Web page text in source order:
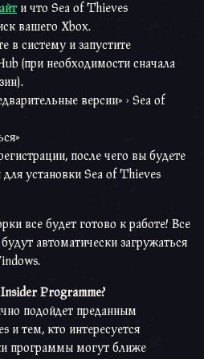
и что Sea of Thieves
вашего Xbox.
в систему и запустите
(при необходимости сначала
версии» > Sea of
после чего вы будете
установки Sea of Thieves
все будет готово к работе! Все
автоматически загружаться
Programme?
подойдет преданным
и тем, кто интересуется
программы могут ближе